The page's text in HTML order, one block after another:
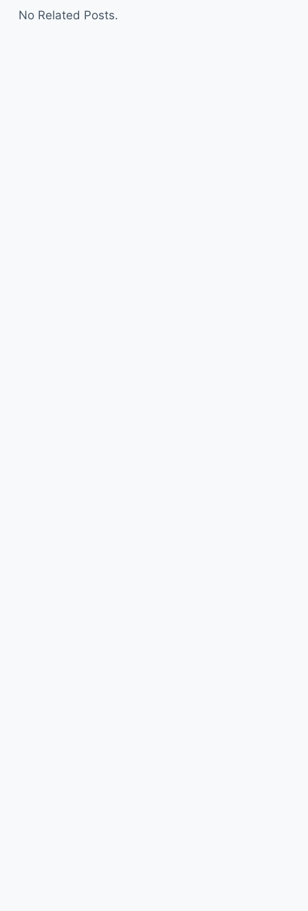
No Related Posts.